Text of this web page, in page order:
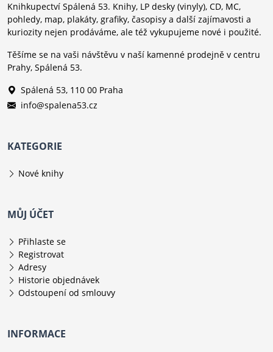
Knihkupectví Spálená 53. Knihy, LP desky (vinyly), CD, MC,
pohledy, map, plakáty, grafiky, časopisy a další zajímavosti a
kuriozity nejen prodáváme, ale též vykupujeme nové i použité.
Těšíme se na vaši návštěvu v naší kamenné prodejně v centru
Prahy, Spálená 53.
Spálená 53, 110 00 Praha
info@spalena53.cz
KATEGORIE
Nové knihy
MŮJ ÚČET
Přihlaste se
Registrovat
Adresy
Historie objednávek
Odstoupení od smlouvy
INFORMACE